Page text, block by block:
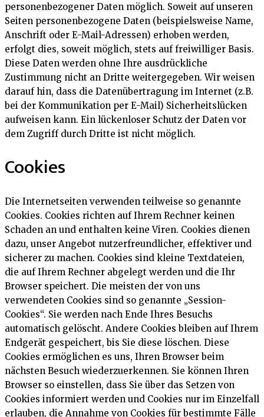
personenbezogener Daten möglich. Soweit auf unseren
Seiten personenbezogene Daten (beispielsweise Name,
Anschrift oder E-Mail-Adressen) erhoben werden,
erfolgt dies, soweit möglich, stets auf freiwilliger Basis.
Diese Daten werden ohne Ihre ausdrückliche
Zustimmung nicht an Dritte weitergegeben. Wir weisen
darauf hin, dass die Datenübertragung im Internet (z.B.
bei der Kommunikation per E-Mail) Sicherheitslücken
aufweisen kann. Ein lückenloser Schutz der Daten vor
dem Zugriff durch Dritte ist nicht möglich.
Cookies
Die Internetseiten verwenden teilweise so genannte
Cookies. Cookies richten auf Ihrem Rechner keinen
Schaden an und enthalten keine Viren. Cookies dienen
dazu, unser Angebot nutzerfreundlicher, effektiver und
sicherer zu machen. Cookies sind kleine Textdateien,
die auf Ihrem Rechner abgelegt werden und die Ihr
Browser speichert. Die meisten der von uns
verwendeten Cookies sind so genannte „Session-
Cookies“. Sie werden nach Ende Ihres Besuchs
automatisch gelöscht. Andere Cookies bleiben auf Ihrem
Endgerät gespeichert, bis Sie diese löschen. Diese
Cookies ermöglichen es uns, Ihren Browser beim
nächsten Besuch wiederzuerkennen. Sie können Ihren
Browser so einstellen, dass Sie über das Setzen von
Cookies informiert werden und Cookies nur im Einzelfall
erlauben, die Annahme von Cookies für bestimmte Fälle